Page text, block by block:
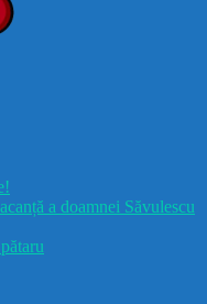
a doamnei Săvulescu